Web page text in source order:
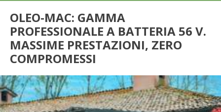
ORTO
FRUTTETO
VIGNETO
ALLEVAMENTI
OLEO-MAC: GAMMA
PROFESSIONALE A BATTERIA 56 V.
MASSIME PRESTAZIONI, ZERO
COMPROMESSI